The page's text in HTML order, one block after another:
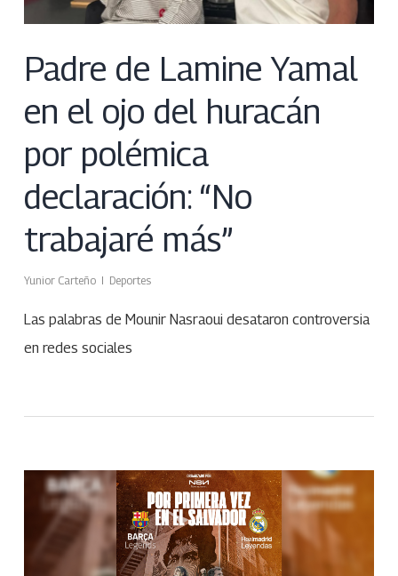
Padre de Lamine Yamal
en el ojo del huracán
por polémica
declaración: “No
trabajaré más”
Yunior Carteño Deportes
Las palabras de Mounir Nasraoui desataron controversia
en redes sociales